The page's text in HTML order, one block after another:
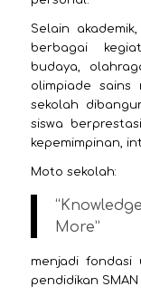
Selain
berbagai
budaya,
olimpiade sains
sekolah
siswa
kepemimpinan,
Moto sekolah:
More”
menjadi fondasi
pendidikan